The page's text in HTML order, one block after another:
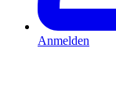
Anmelden